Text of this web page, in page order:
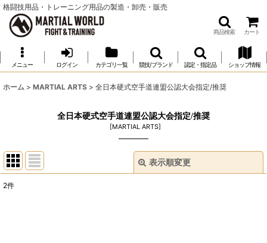
格闘技用品・トレーニング用品の製造・卸売・販売
商品検索 カート
メニュー ログイン カテゴリ一覧 競技/ブランド 認定・指定品 ショップ情報
ホーム > MARTIAL ARTS > 全日本硬式空手道連盟公認大会指定/推奨
全日本硬式空手道連盟公認大会指定/推奨
[MARTIAL ARTS]
表示順変更
2件